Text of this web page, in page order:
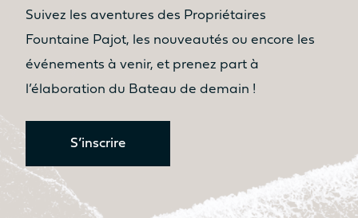
Suivez les aventures des Propriétaires
Fountaine Pajot, les nouveautés ou encore les
événements à venir, et prenez part à
l’élaboration du Bateau de demain !
S’inscrire
SURFACE HABITABLE ESPACE
Assise
Non
Oui